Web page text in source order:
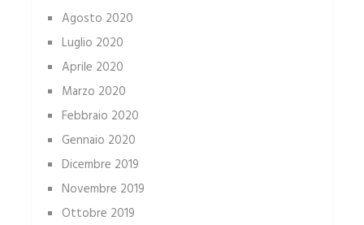
Agosto 2020
Luglio 2020
Aprile 2020
Marzo 2020
Febbraio 2020
Gennaio 2020
Dicembre 2019
Novembre 2019
Ottobre 2019